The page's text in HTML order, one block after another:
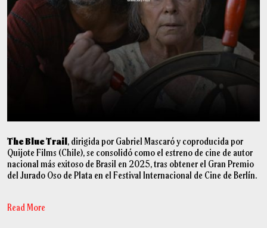
Contact
The Blue Trail, dirigida por Gabriel Mascaró y coproducida por
Quijote Films (Chile), se consolidó como el estreno de cine de autor
nacional más exitoso de Brasil en 2025, tras obtener el Gran Premio
del Jurado Oso de Plata en el Festival Internacional de Cine de Berlín.
Read More